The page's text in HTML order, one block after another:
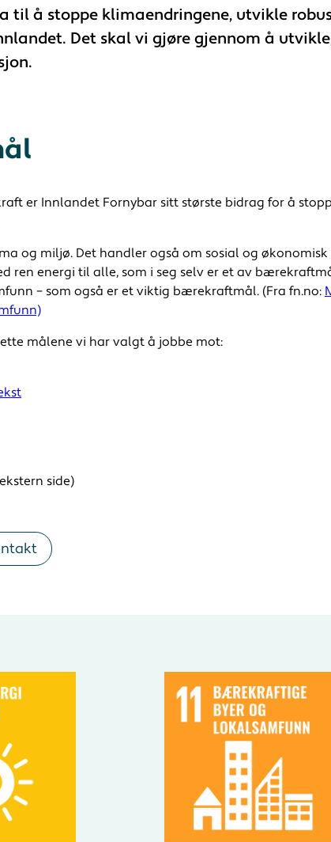
til å stoppe klimaendringene, utvikle
Det skal vi gjøre gjennom å
er Innlandet Fornybar sitt største bidrag for å
og miljø. Det handler også om sosial og
ren energi til alle, som i seg selv er et av
– som også er et viktig bærekraftmål. (Fra fn.no:
målene vi har valgt å jobbe mot:
side)